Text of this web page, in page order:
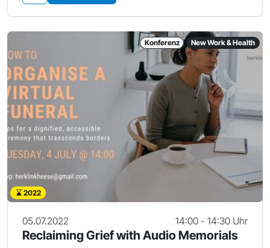
Konferenz New Work & Health
2022
05.07.2022 14:00 - 14:30 Uhr
Reclaiming Grief with Audio Memorials